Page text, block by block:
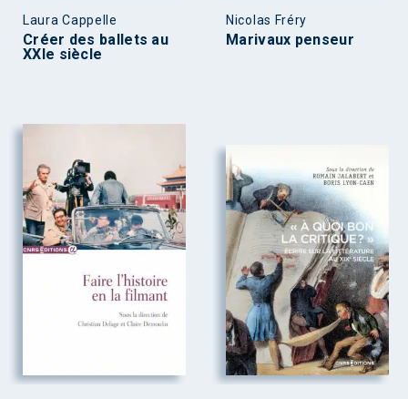
Laura Cappelle
Créer des ballets au
XXIe siècle
Nicolas Fréry
Marivaux penseur